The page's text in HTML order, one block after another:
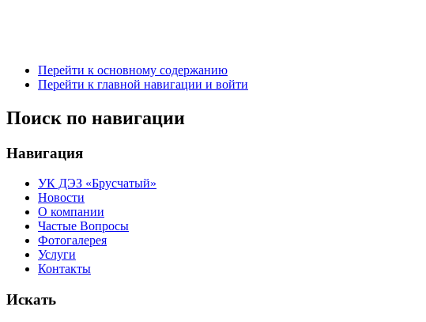
Перейти к основному содержанию
Перейти к главной навигации и войти
Поиск по навигации
Навигация
УК ДЭЗ «Брусчатый»
Новости
О компании
Частые Вопросы
Фотогалерея
Услуги
Контакты
Искать